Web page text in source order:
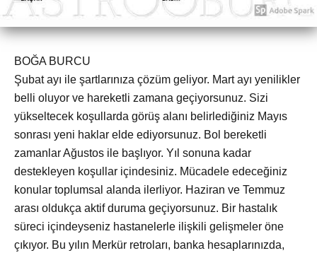
BOĞA BURCU
Şubat ayı ile şartlarınıza çözüm geliyor. Mart ayı yenilikler
belli oluyor ve hareketli zamana geçiyorsunuz. Sizi
yükseltecek koşullarda görüş alanı belirlediğiniz Mayıs
sonrası yeni haklar elde ediyorsunuz. Bol bereketli
zamanlar Ağustos ile başlıyor. Yıl sonuna kadar
destekleyen koşullar içindesiniz. Mücadele edeceğiniz
konular toplumsal alanda ilerliyor. Haziran ve Temmuz
arası oldukça aktif duruma geçiyorsunuz. Bir hastalık
süreci içindeyseniz hastanelerle ilişkili gelişmeler öne
çıkıyor. Bu yılın Merkür retroları, banka hesaplarınızda,